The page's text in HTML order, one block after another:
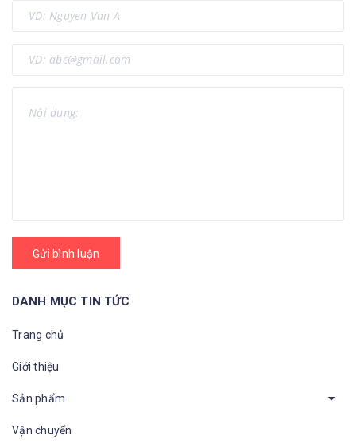
Gửi bình luận
DANH MỤC TIN TỨC
Trang chủ
Giới thiệu
Sản phẩm
Vận chuyển